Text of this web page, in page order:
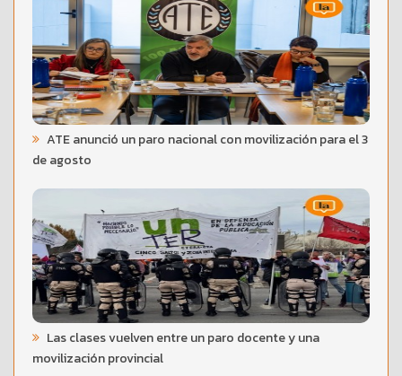
ATE anunció un paro nacional con movilización para el 3
de agosto
Las clases vuelven entre un paro docente y una
movilización provincial